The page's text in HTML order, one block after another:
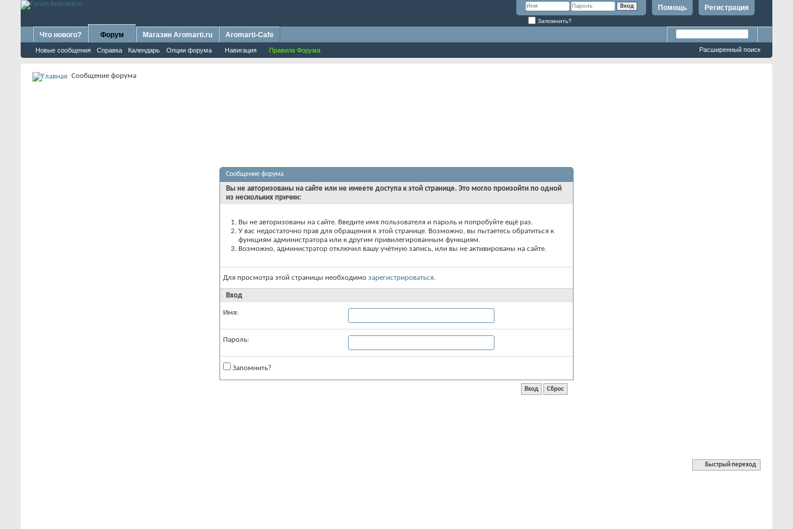
Регистрация
Помощь
Запомнить?
Что нового? Форум
Новые сообщения Справка Календарь Опции форума Навигация Правила Форума
Магазин Aromarti.ru Aromarti-Cafe
Расширенный поиск
Сообщение форума
Сообщение форума
Вы не авторизованы на сайте или не имеете доступа к этой странице. Это могло произойти по одной
из нескольких причин:
Вы не авторизованы на сайте. Введите имя пользователя и пароль и попробуйте ещё раз.
У вас недостаточно прав для обращения к этой странице. Возможно, вы пытаетесь обратиться к
функциям администратора или к другим привилегированным функциям.
Возможно, администратор отключил вашу учётную запись, или вы не активированы на сайте.
Для просмотра этой страницы необходимо зарегистрироваться.
Вход
Имя:
Пароль:
Запомнить?
Быстрый переход